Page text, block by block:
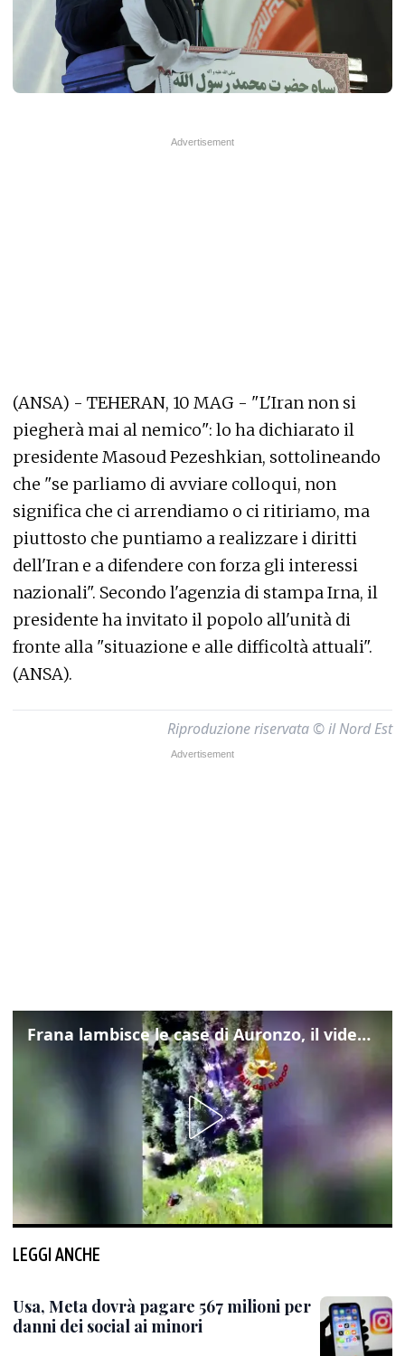
(ANSA) - TEHERAN, 10 MAG - "L'Iran non si
piegherà mai al nemico": lo ha dichiarato il
presidente Masoud Pezeshkian, sottolineando
che "se parliamo di avviare colloqui, non
significa che ci arrendiamo o ci ritiriamo, ma
piuttosto che puntiamo a realizzare i diritti
dell'Iran e a difendere con forza gli interessi
nazionali". Secondo l'agenzia di stampa Irna, il
presidente ha invitato il popolo all'unità di
fronte alla "situazione e alle difficoltà attuali".
(ANSA).
Riproduzione riservata © il Nord Est
Frana lambisce le case di Auronzo, il video dall'elicottero dei vigili del fuoco
LEGGI ANCHE
Usa, Meta dovrà pagare 567 milioni per
danni dei social ai minori